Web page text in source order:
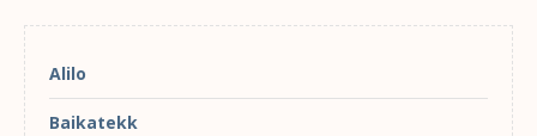
Alilo
Baikatekk